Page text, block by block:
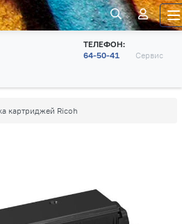
ТЕЛЕФОН:
64-50-41
Сервис
картриджей Ricoh